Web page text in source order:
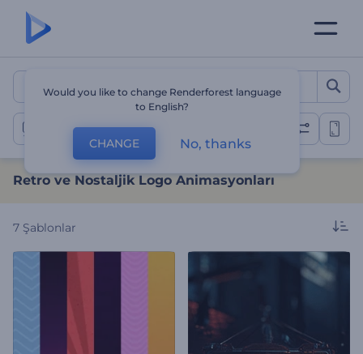
Retro ve Nostaljik Logo
Retro Gösterimler
Retro ve Nostaljik Logo Animasyonları
7 Şablonlar
Would you like to change Renderforest language
to English?
CHANGE No, thanks